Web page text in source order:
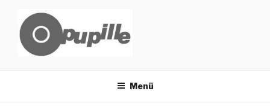
springen
KÜNSTLERVEREINIGUNG
Menü